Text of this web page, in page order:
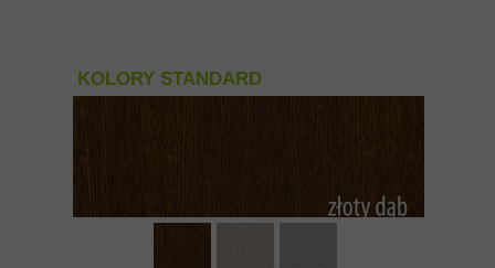
KOLORY STANDARD